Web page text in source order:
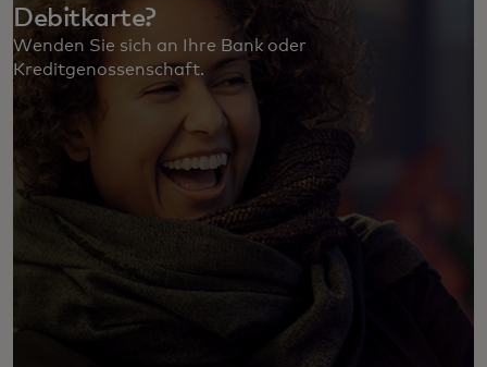
Debitkarte?
Wenden Sie sich an Ihre Bank oder
Kreditgenossenschaft. ‎